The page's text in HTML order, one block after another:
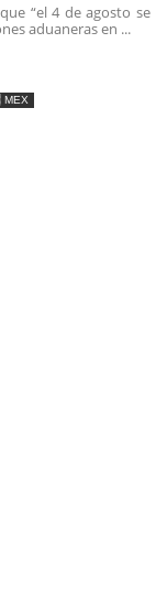
“el 4 de agosto se
aduaneras en ...